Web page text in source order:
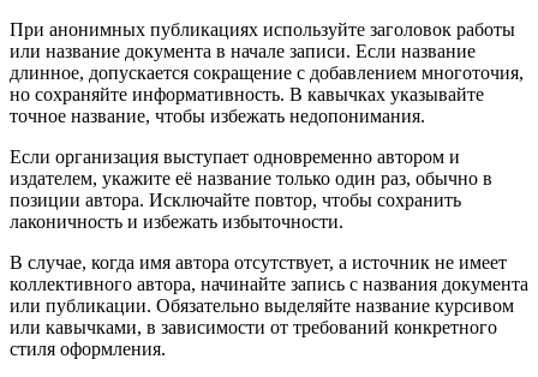
При анонимных публикациях используйте заголовок работы
или название документа в начале записи. Если название
длинное, допускается сокращение с добавлением многоточия,
но сохраняйте информативность. В кавычках указывайте
точное название, чтобы избежать недопонимания.
Если организация выступает одновременно автором и
издателем, укажите её название только один раз, обычно в
позиции автора. Исключайте повтор, чтобы сохранить
лаконичность и избежать избыточности.
В случае, когда имя автора отсутствует, а источник не имеет
коллективного автора, начинайте запись с названия документа
или публикации. Обязательно выделяйте название курсивом
или кавычками, в зависимости от требований конкретного
стиля оформления.